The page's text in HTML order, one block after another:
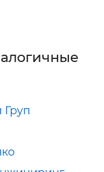
Груп